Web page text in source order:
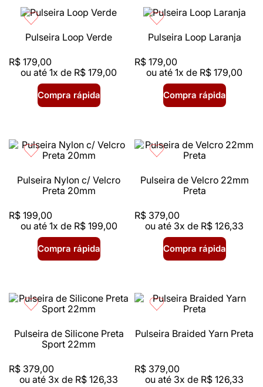
Pulseira Loop Verde
R$ 179,00
ou até 1x de R$ 179,00
Compra rápida
Pulseira Loop Laranja
R$ 179,00
ou até 1x de R$ 179,00
Compra rápida
Pulseira Nylon c/ Velcro
Preta 20mm
R$ 199,00
ou até 1x de R$ 199,00
Compra rápida
Pulseira de Velcro 22mm
Preta
R$ 379,00
ou até 3x de R$ 126,33
Compra rápida
Pulseira de Silicone Preta
Sport 22mm
R$ 379,00
ou até 3x de R$ 126,33
Pulseira Braided Yarn Preta
R$ 379,00
ou até 3x de R$ 126,33